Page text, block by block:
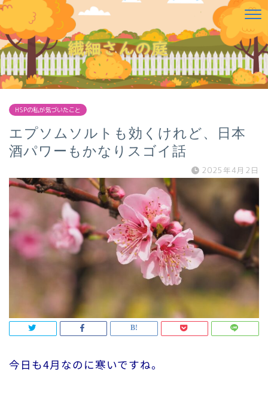
HSPの私が気づいたこと
エプソムソルトも効くけれど、日本
酒パワーもかなりスゴイ話
2025年4月2日
今日も4月なのに寒いですね。